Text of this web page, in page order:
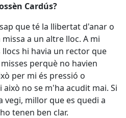
Cardús?
que té la llibertat d'anar o
a un altre lloc. A mi
hi havia un rector que
perquè no havien
per mi és pressió o
no se m'ha acudit mai. Si
vegi, millor que es quedi a
tenen ben clar.